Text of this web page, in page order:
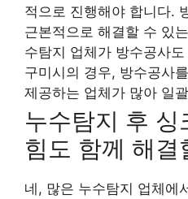
적으로 진행해야 합니다.
근본적으로 해결할 수 있
수탐지 업체가 방수공사
구미시의 경우, 방수공사
제공하는 업체가 많아 일
누수탐지 후
힘도 함께 해결
네, 많은 누수탐지 업체에